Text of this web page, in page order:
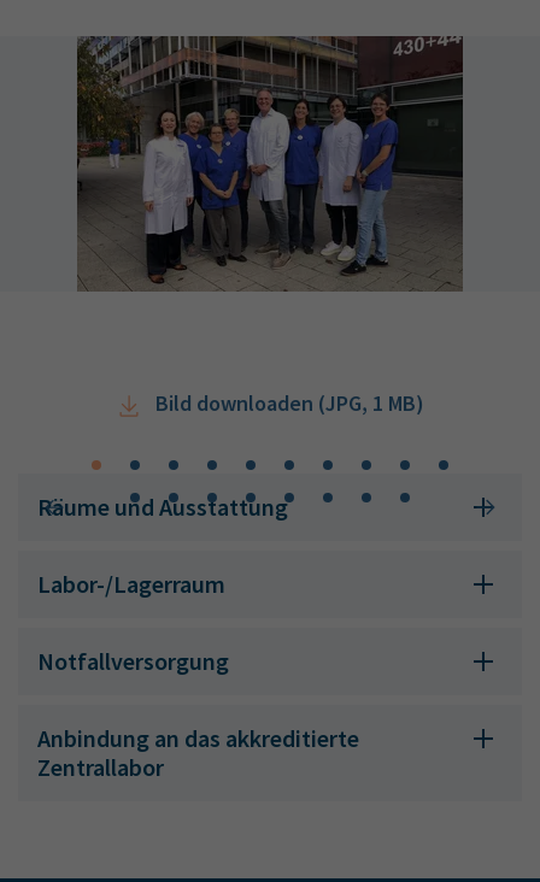
Bild downloaden (JPG, 1 MB)
Räume und Ausstattung
Labor-/Lagerraum
Notfallversorgung
Anbindung an das akkreditierte
Zentrallabor